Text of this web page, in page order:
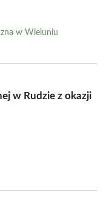
w Wieluniu
w Rudzie z okazji